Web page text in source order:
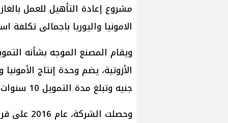
مشروع إعادة التأهيل للعمل
الامونيا واليوريا باجمالى تكلفة استثمارية
جنيه وتبلغ مدة التمويل 10 سنوات.
وحصلت